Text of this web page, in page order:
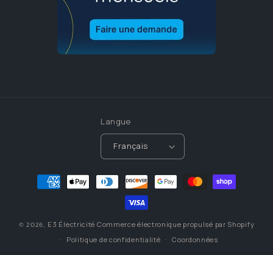
Langue
Français
Moyens
© 2026, E3 Électricité Commerce électronique propulsé par Shopify
Politique de confidentialité
Coordonnées